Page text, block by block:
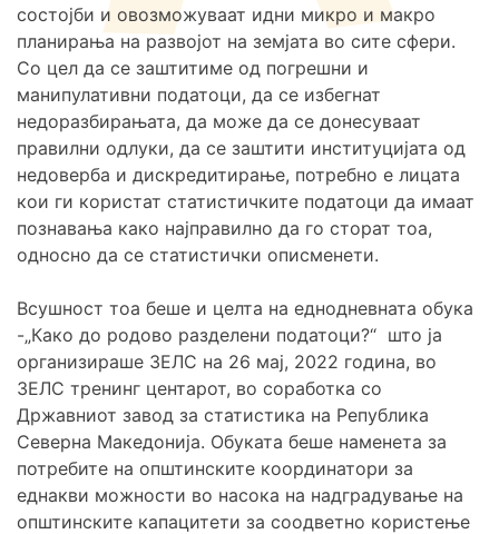
состојби и овозможуваат идни микро и макро
планирања на развојот на земјата во сите сфери.
Со цел да се заштитиме од погрешни и
манипулативни податоци, да се избегнат
недоразбирањата, да може да се донесуваат
правилни одлуки, да се заштити институцијата од
недоверба и дискредитирање, потребно е лицата
кои ги користат статистичките податоци да имаат
познавања како најправилно да го сторат тоа,
односно да се статистички описменети.
Всушност тоа беше и целта на еднодневната обука
-„Како до родово разделени податоци?“ што ја
организираше ЗЕЛС на 26 мај, 2022 година, во
ЗЕЛС тренинг центарот, во соработка со
Државниот завод за статистика на Република
Северна Македонија. Обуката беше наменета за
потребите на општинските координатори за
еднакви можности во насока на надградување на
општинските капацитети за соодветно користење